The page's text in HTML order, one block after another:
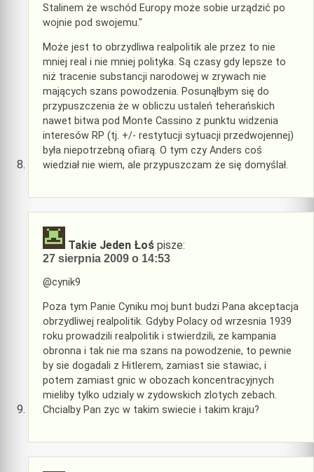
Stalinem że wschód Europy może sobie urządzić po
wojnie pod swojemu."
Może jest to obrzydliwa realpolitik ale przez to nie
mniej real i nie mniej polityka. Są czasy gdy lepsze to
niż tracenie substancji narodowej w zrywach nie
mających szans powodzenia. Posunąłbym się do
przypuszczenia że w obliczu ustaleń teherańskich
nawet bitwa pod Monte Cassino z punktu widzenia
interesów RP (tj. +/- restytucji sytuacji przedwojennej)
była niepotrzebną ofiarą. O tym czy Anders coś
wiedział nie wiem, ale przypuszczam że się domyślał.
Takie Jeden Łoś pisze:
27 sierpnia 2009 o 14:53
@cynik9
Poza tym Panie Cyniku moj bunt budzi Pana akceptacja
obrzydliwej realpolitik. Gdyby Polacy od wrzesnia 1939
roku prowadzili realpolitik i stwierdzili, ze kampania
obronna i tak nie ma szans na powodzenie, to pewnie
by sie dogadali z Hitlerem, zamiast sie stawiac, i
potem zamiast gnic w obozach koncentracyjnych
mieliby tylko udzialy w zydowskich zlotych zebach.
Chcialby Pan zyc w takim swiecie i takim kraju?